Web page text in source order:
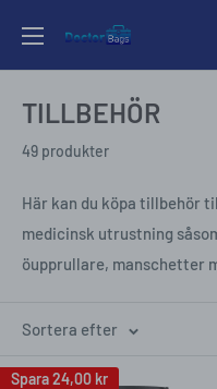
innehållet
TILLBEHÖR
49 produkter
Här kan du köpa tillbehör
medicinsk utrustning
öupprullare, manschetter
Sortera efter
Spara24,00 kr